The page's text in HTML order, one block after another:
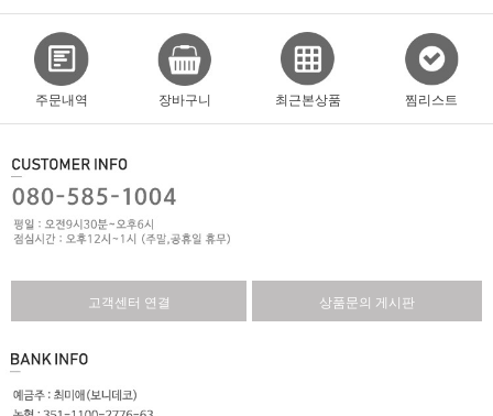
주문내역 장바구니 최근본상품 찜리스트
고객센터 연결 상품문의 게시판